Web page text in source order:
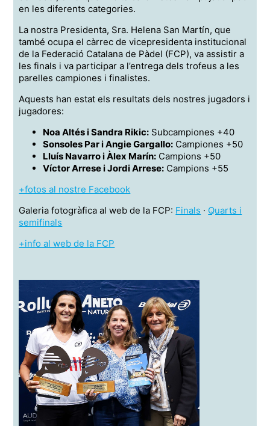
en les diferents categories.
La nostra Presidenta, Sra. Helena San Martín, que
també ocupa el càrrec de vicepresidenta institucional
de la Federació Catalana de Pàdel (FCP), va assistir a
les finals i va participar a l’entrega dels trofeus a les
parelles campiones i finalistes.
Aquests han estat els resultats dels nostres jugadors i
jugadores:
Noa Altés i Sandra Rikic: Subcampiones +40
Sonsoles Par i Angie Gargallo: Campiones +50
Lluís Navarro i Àlex Marín: Campions +50
Víctor Arrese i Jordi Arrese: Campions +55
+fotos al nostre Facebook
Galeria fotogràfica al web de la FCP: Finals · Quarts i
semifinals
+info al web de la FCP